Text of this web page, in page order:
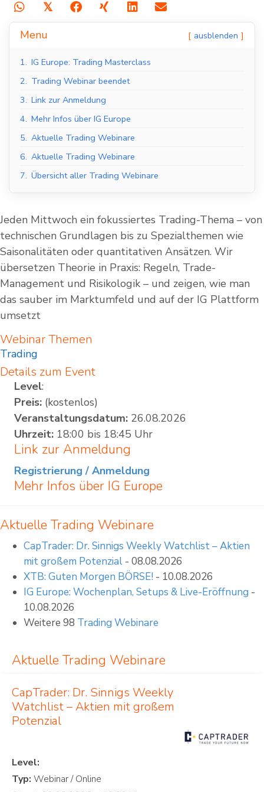
𝕏
Menu ausblenden
1. IG Europe: Trading Masterclass
2. Trading Webinar beendet
3. Link zur Anmeldung
4. Mehr Infos über IG Europe
5. Aktuelle Trading Webinare
6. Aktuelle Trading Webinare
7. Übersicht aller Trading Webinare
Jeden Mittwoch ein fokussiertes Trading-Thema – von
technischen Grundlagen bis zu Spezialthemen wie
Saisonalitäten oder quantitativen Ansätzen. Wir
übersetzen Theorie in Praxis: Regeln, Trade-
Management und Risikologik – und zeigen, wie man
das sauber im Marktumfeld und auf der IG Plattform
umsetzt
Webinar Themen
Trading
Details zum Event
Level:
Preis: (kostenlos)
Veranstaltungsdatum: 26.08.2026
Uhrzeit: 18:00 bis 18:45 Uhr
Link zur Anmeldung
Registrierung / Anmeldung
Mehr Infos über IG Europe
Aktuelle Trading Webinare
CapTrader: Dr. Sinnigs Weekly Watchlist – Aktien
mit großem Potenzial - 08.08.2026
XTB: Guten Morgen BÖRSE! - 10.08.2026
IG Europe: Wochenplan, Setups & Live-Eröffnung -
10.08.2026
Weitere 98 Trading Webinare
Aktuelle Trading Webinare
CapTrader: Dr. Sinnigs Weekly
Watchlist – Aktien mit großem
Potenzial
Level:
Typ: